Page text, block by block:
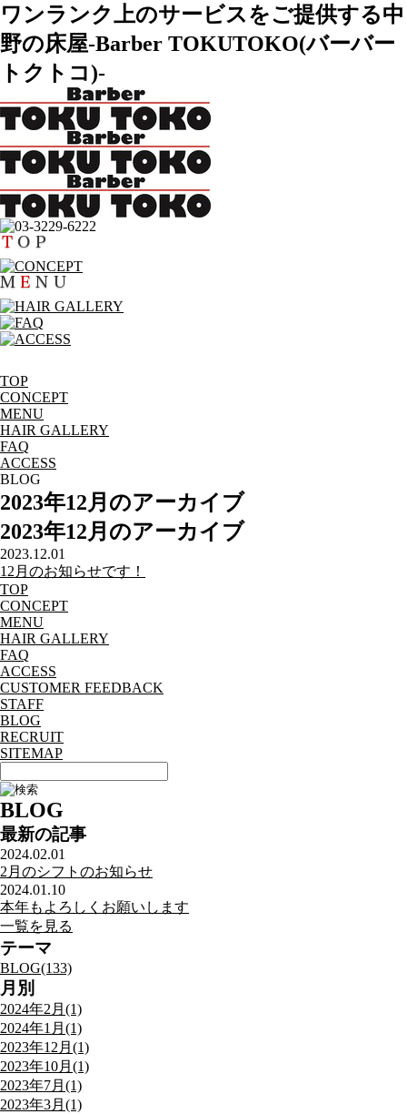
ワンランク上のサービスをご提供する中
野の床屋-Barber TOKUTOKO(バーバー
トクトコ)-
TOP
CONCEPT
MENU
HAIR GALLERY
FAQ
ACCESS
BLOG
2023年12月のアーカイブ
2023年12月のアーカイブ
2023.12.01
12月のお知らせです！
TOP
CONCEPT
MENU
HAIR GALLERY
FAQ
ACCESS
CUSTOMER FEEDBACK
STAFF
BLOG
RECRUIT
SITEMAP
BLOG
最新の記事
2024.02.01
2月のシフトのお知らせ
2024.01.10
本年もよろしくお願いします
一覧を見る
テーマ
BLOG(133)
月別
2024年2月(1)
2024年1月(1)
2023年12月(1)
2023年10月(1)
2023年7月(1)
2023年3月(1)